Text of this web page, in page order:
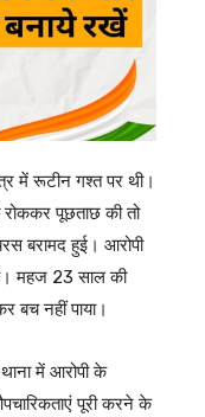
में रूटीन गश्त पर थी।
पूछताछ की तो
बरामद हुई। आरोपी
महज 23 साल की
बच नहीं पाया।
में आरोपी के
पूरी करने के